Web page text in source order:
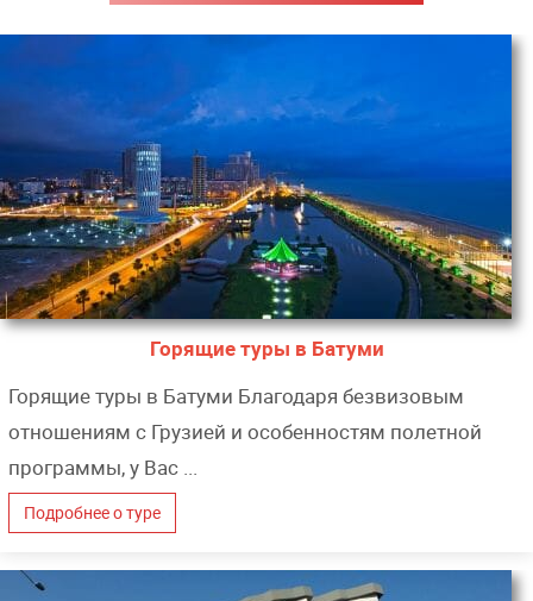
Горящие туры в Батуми
Горящие туры в Батуми Благодаря безвизовым
отношениям с Грузией и особенностям полетной
программы, у Вас ...
Подробнее о туре